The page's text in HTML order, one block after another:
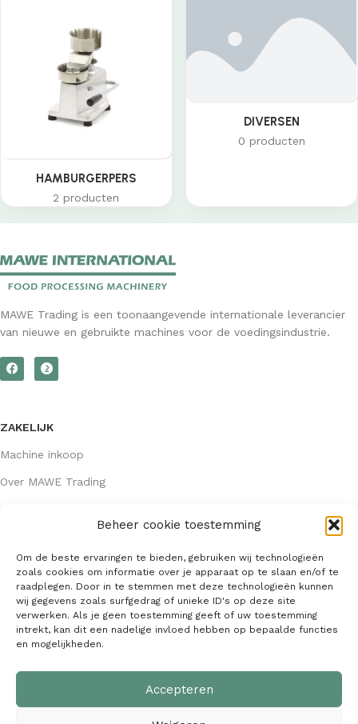
Beheer cookie toestemming
Om de beste ervaringen te bieden, gebruiken wij technologieën
zoals cookies om informatie over je apparaat op te slaan en/of te
raadplegen. Door in te stemmen met deze technologieën kunnen
wij gegevens zoals surfgedrag of unieke ID's op deze site
verwerken. Als je geen toestemming geeft of uw toestemming
intrekt, kan dit een nadelige invloed hebben op bepaalde functies
en mogelijkheden.
Accepteren
HAMBURGERPERS
2 producten
DIVERSEN
0 producten
MAWE Trading is een toonaangevende internationale leverancier
van nieuwe en gebruikte machines voor de voedingsindustrie.
ZAKELIJK
Machine inkoop
Over MAWE Trading
Algemene voorwaarden
KVK: 64407667
info@mawetrading.nl
+31 6 53 270 335
| Webdesign: